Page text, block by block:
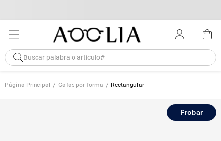
Página Principal Gafas por forma Rectangular
Probar